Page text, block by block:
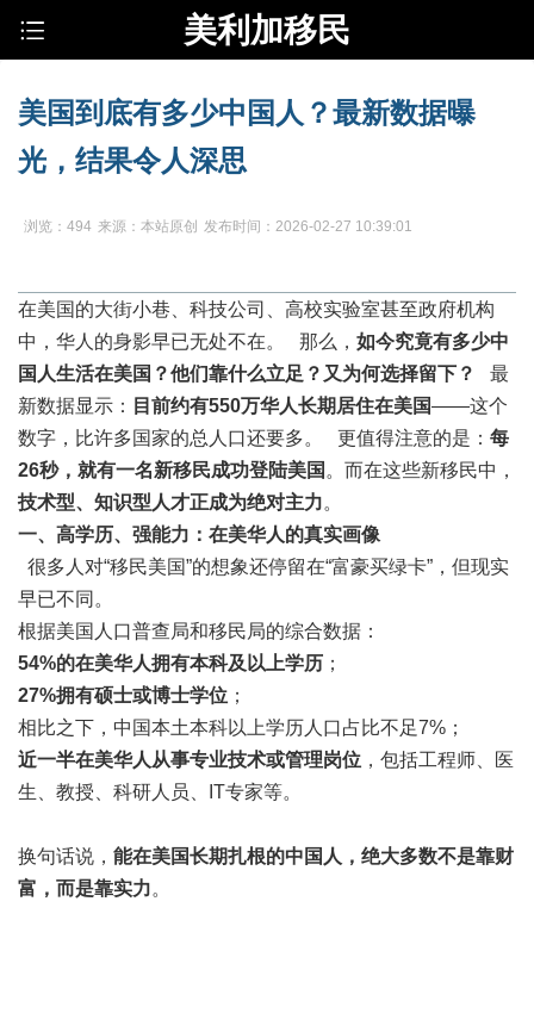
美利加移民
美国到底有多少中国人？最新数据曝
光，结果令人深思
浏览：494 来源：本站原创 发布时间：2026-02-27 10:39:01
在美国的大街小巷、科技公司、高校实验室甚至政府机构
中，华人的身影早已无处不在。 那么， 如今究竟有多少中
国人生活在美国？他们靠什么立足？又为何选择留下？
最
新数据显示：
目前约有550万华人长期居住在美国——这个
数字，比许多国家的总人口还要多。 更值得注意的是： 每
26秒，就有一名新移民成功登陆美国 。而在这些新移民中，
技术型、知识型人才正成为绝对主力。
一、高学历、强能力：在美华人的真实画像
很多人对“移民美国”的想象还停留在“富豪买绿卡”，但现实
早已不同。
根据美国人口普查局和移民局的综合数据：
54%的在美华人拥有本科及以上学历 ；
27%拥有硕士或博士学位 ；
相比之下，中国本土本科以上学历人口占比不足7%；
近一半在美华人从事专业技术或管理岗位 ，包括工程师、医
生、教授、科研人员、IT专家等。
换句话说， 能在美国长期扎根的中国人，绝大多数不是靠财
富，而是靠实力。